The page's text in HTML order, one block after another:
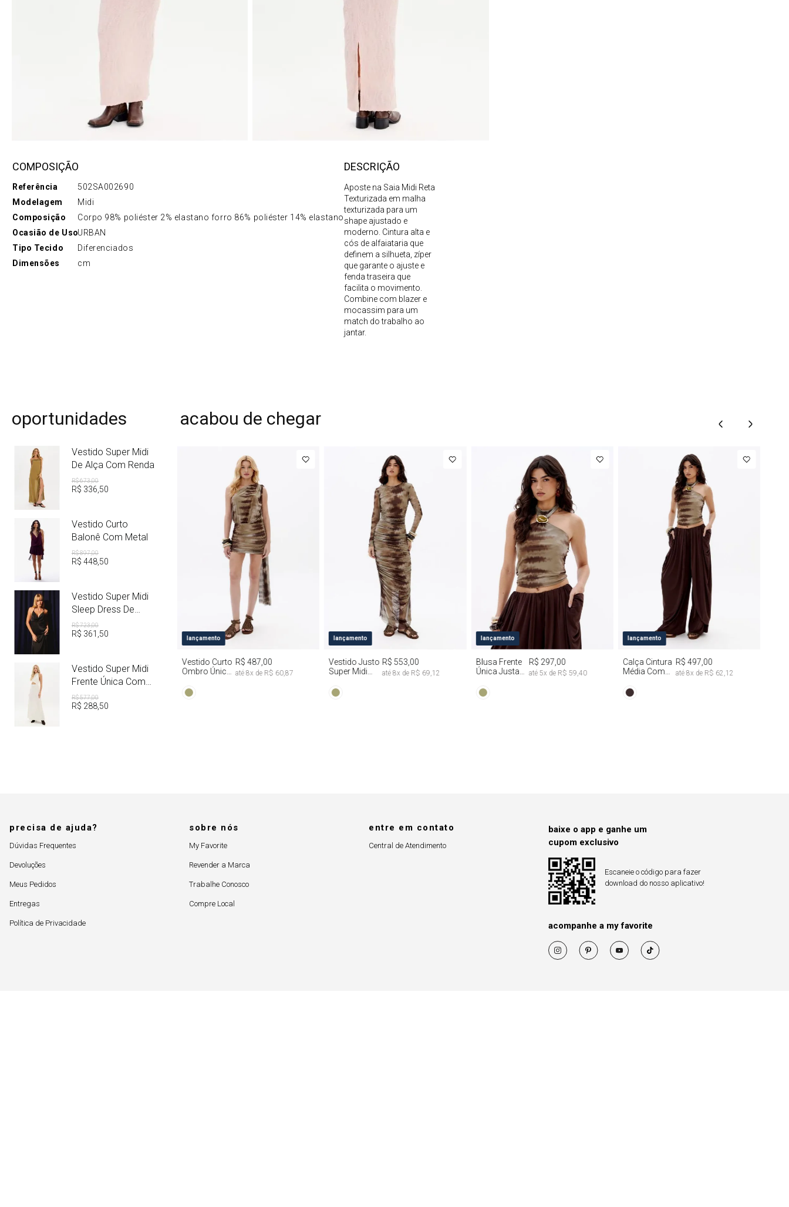
COMPOSIÇÃO
Referência
502SA002690
Modelagem
Midi
Composição
Corpo 98% poliéster 2% elastano forro 86% poliéster 14% elastano
Ocasião de UsoURBAN
Tipo Tecido
Diferenciados
Dimensões
cm
DESCRIÇÃO
Aposte na Saia Midi Reta
Texturizada em malha
texturizada para um
shape ajustado e
moderno. Cintura alta e
cós de alfaiataria que
definem a silhueta, zíper
que garante o ajuste e
fenda traseira que
facilita o movimento.
Combine com blazer e
mocassim para um
match do trabalho ao
jantar.
oportunidades
Vestido Super Midi
De Alça Com Renda
R$673,00
R$ 336 50
Vestido Curto
Balonê Com Metal
R$897,00
R$ 448, 50
Vestido Super Midi
Sleep Dress De
Cetim Com Metal
R$723,00
R$ 361 50
Vestido Super Midi
Frente Única Com
Linho
R$577,00
R$ 288, 50
acabou de chegar
lançamento P M
Vestido Curto
Ombro Único
Dye
R$ 487,00
até 8x de R$ 60,87
lançamento M G
Vestido Justo
Super Midi
Tie Dye
R$ 553,00
até 8x de R$ 69,12
lançamento G
Blusa Frente
Única Justa
R$ 297,00
até 5x de R$ 59,40
lançamento P M
Calça Cintura
Média Com
R$ 497,00
até8x deR$ 62,12
precisa de ajuda?
Dúvidas Frequentes
Devoluções
Meus Pedidos
Entregas
Política de Privacidade
sobre nós
My Favorite
Revender a Marca
Trabalhe Conosco
Compre Local
entre em contato
Central de Atendimento
baixe o app e ganhe um
cupom exclusivo
Escaneie o código para fazer
download do nosso aplicativo!
acompanhe a my favorite